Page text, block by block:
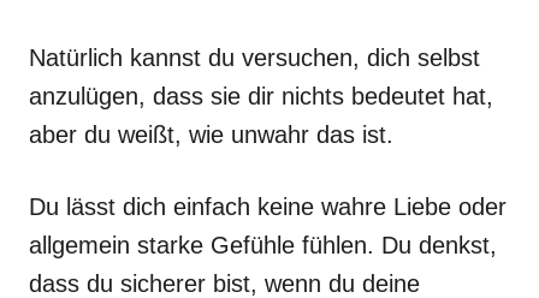
Natürlich kannst du versuchen, dich selbst
anzulügen, dass sie dir nichts bedeutet hat,
aber du weißt, wie unwahr das ist.
Du lässt dich einfach keine wahre Liebe oder
allgemein starke Gefühle fühlen. Du denkst,
dass du sicherer bist, wenn du deine